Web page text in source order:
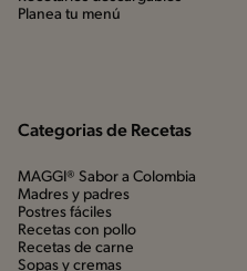
Planea tu menú
Categorias de Recetas
MAGGI® Sabor a Colombia
Madres y padres
Postres fáciles
Recetas con pollo
Recetas de carne
Sopas y cremas